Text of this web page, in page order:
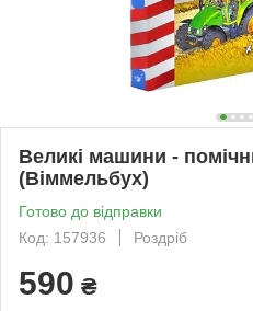
Великі машини -
(Віммельбух)
Готово до відправки
Код: 157936
Роздріб
590 ₴